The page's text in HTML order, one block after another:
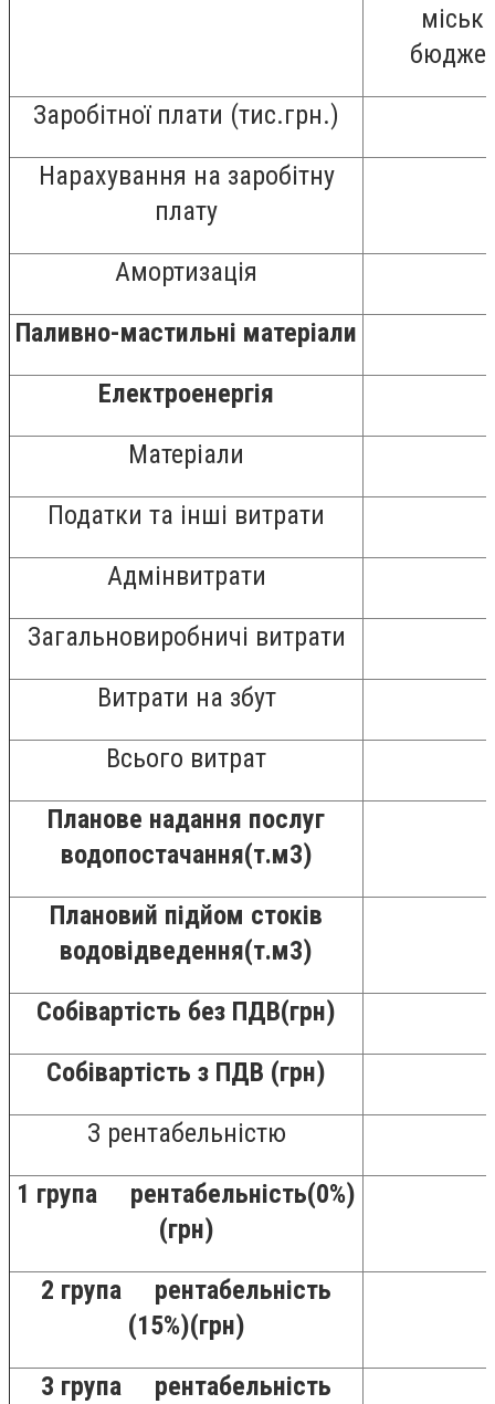
Заробітної плати (тис.грн.)
Нарахування на заробітну
плату
Амортизація
Паливно-мастильні матеріали
Електроенергія
Матеріали
Податки та інші витрати
Адмінвитрати
Загальновиробничі витрати
Витрати на збут
Всього витрат
Планове надання послуг
водопостачання(т.м3)
Плановий підйом стоків
водовідведення(т.м3)
Собівартість без ПДВ(грн)
Собівартість з ПДВ (грн)
З рентабельністю
1 група рентабельність(0%)
(грн)
2 група рентабельність
(15%)(грн)
3 група рентабельність